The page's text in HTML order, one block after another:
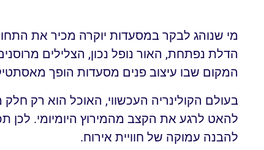
מי שנוהג לבקר במסעדות יוקרה מכיר את
הדלת נפתחת, האור נופל נכון, הצלילים
המקום שבו עיצוב פנים מסעדות הופך
בעולם הקולינריה העכשווי, האוכל הוא רק
להאט לרגע את הקצב מהמירוץ היומיומי. לכן
להבנה עמוקה של חוויית אירוח.